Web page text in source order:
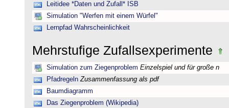
Leitidee *Daten und Zufall* ISB
Simulation "Werfen mit einem Würfel"
Lernpfad Wahrscheinlichkeit
Mehrstufige Zufallsexperimente
Simulation zum Ziegenproblem Einzelspiel und für große n
Pfadregeln Zusammenfassung als pdf
Baumdiagramm
Das Ziegenproblem (Wikipedia)